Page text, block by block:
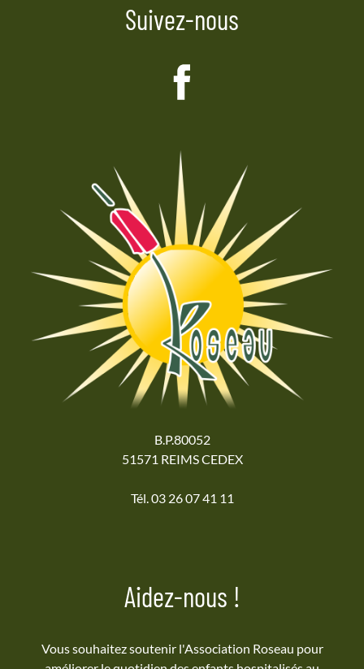
Suivez-nous
B.P.80052
51571 REIMS CEDEX
Tél. 03 26 07 41 11
Aidez-nous !
Vous souhaitez soutenir l'Association Roseau pour